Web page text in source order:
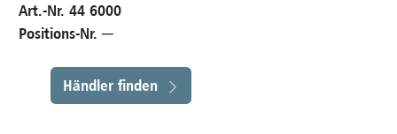
Art.-Nr. 44 6000
Positions-Nr. ─
Händler finden